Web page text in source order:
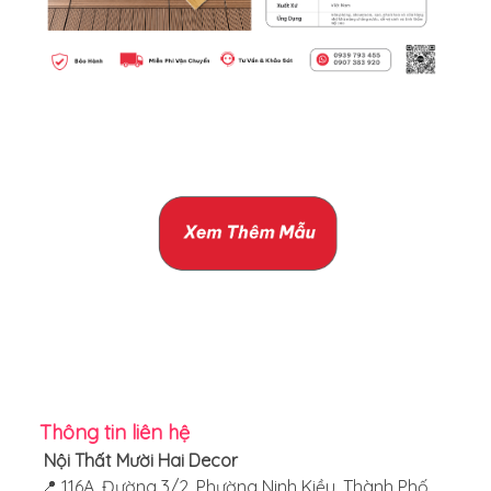
Thông tin liên hệ
Nội Thất Mười Hai Decor